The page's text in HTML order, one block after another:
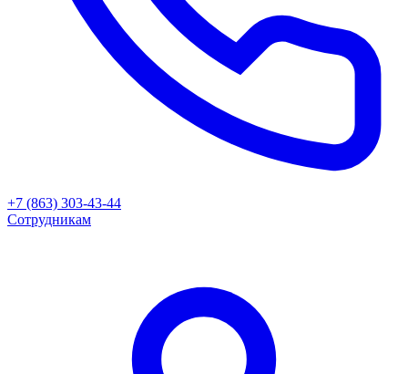
+7 (863) 303-43-44
Сотрудникам